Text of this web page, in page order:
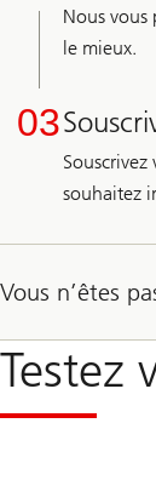
Nous vous
le mieux.
03
souhaitez
Vous n’êtes
Testez